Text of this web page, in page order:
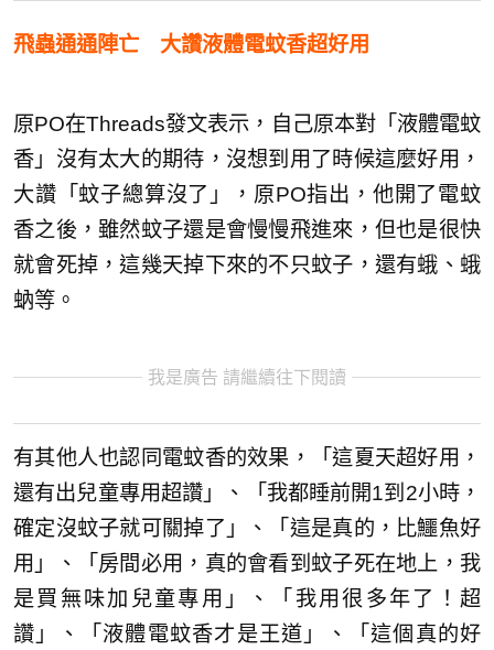
飛蟲通通陣亡 大讚液體電蚊香超好用
原PO在Threads發文表示，自己原本對「液體電蚊
香」沒有太大的期待，沒想到用了時候這麼好用，
大讚「蚊子總算沒了」，原PO指出，他開了電蚊
香之後，雖然蚊子還是會慢慢飛進來，但也是很快
就會死掉，這幾天掉下來的不只蚊子，還有蛾、蛾
蚋等。
我是廣告 請繼續往下閱讀
有其他人也認同電蚊香的效果，「這夏天超好用，
還有出兒童專用超讚」、「我都睡前開1到2小時，
確定沒蚊子就可關掉了」、「這是真的，比鱷魚好
用」、「房間必用，真的會看到蚊子死在地上，我
是買無味加兒童專用」、「我用很多年了！超
讚」、「液體電蚊香才是王道」、「這個真的好